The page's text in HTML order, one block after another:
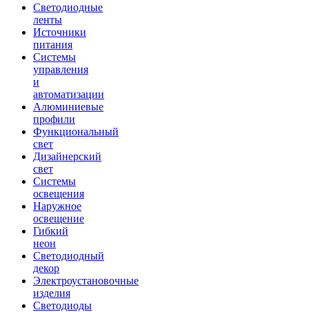
Светодиодные
ленты
Источники
питания
Системы
управления
и
автоматизации
Алюминиевые
профили
Функциональный
свет
Дизайнерский
свет
Системы
освещения
Наружное
освещение
Гибкий
неон
Светодиодный
декор
Электроустановочные
изделия
Светодиоды